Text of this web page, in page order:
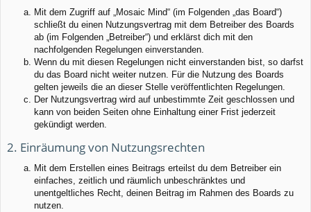
Mit dem Zugriff auf „Mosaic Mind“ (im Folgenden „das Board“)
schließt du einen Nutzungsvertrag mit dem Betreiber des Boards
ab (im Folgenden „Betreiber“) und erklärst dich mit den
nachfolgenden Regelungen einverstanden.
Wenn du mit diesen Regelungen nicht einverstanden bist, so darfst
du das Board nicht weiter nutzen. Für die Nutzung des Boards
gelten jeweils die an dieser Stelle veröffentlichten Regelungen.
Der Nutzungsvertrag wird auf unbestimmte Zeit geschlossen und
kann von beiden Seiten ohne Einhaltung einer Frist jederzeit
gekündigt werden.
2. Einräumung von Nutzungsrechten
Mit dem Erstellen eines Beitrags erteilst du dem Betreiber ein
einfaches, zeitlich und räumlich unbeschränktes und
unentgeltliches Recht, deinen Beitrag im Rahmen des Boards zu
nutzen.